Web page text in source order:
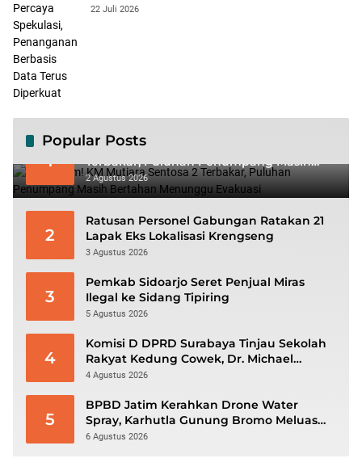
Penanganan Berbasis Data Terus
22 Juli 2026
Popular Posts
1
Mencekam! KM Mutiara Sentosa 2
Terbakar, Puluhan Penumpang Masih
Bertahan Menunggu Evakuasi
2 Agustus 2026
2
Ratusan Personel Gabungan Ratakan 21
Lapak Eks Lokalisasi Krengseng
3 Agustus 2026
3
Pemkab Sidoarjo Seret Penjual Miras
Ilegal ke Sidang Tipiring
5 Agustus 2026
4
Komisi D DPRD Surabaya Tinjau Sekolah
Rakyat Kedung Cowek, Dr. Michael
Leksodimulyo: “Membangun Karakter
4 Agustus 2026
5
BPBD Jatim Kerahkan Drone Water
Spray, Karhutla Gunung Bromo Meluas
hingga 70 Hektare
6 Agustus 2026